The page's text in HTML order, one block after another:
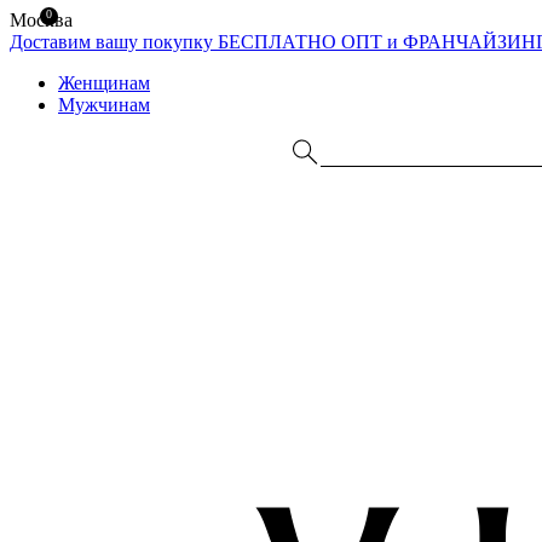
Москва
Доставим вашу покупку БЕСПЛАТНО ОПТ и
Женщинам
Мужчинам
0